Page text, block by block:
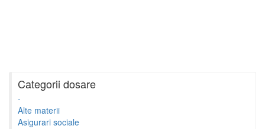
Categorii dosare
-
Alte materii
Asigurari sociale